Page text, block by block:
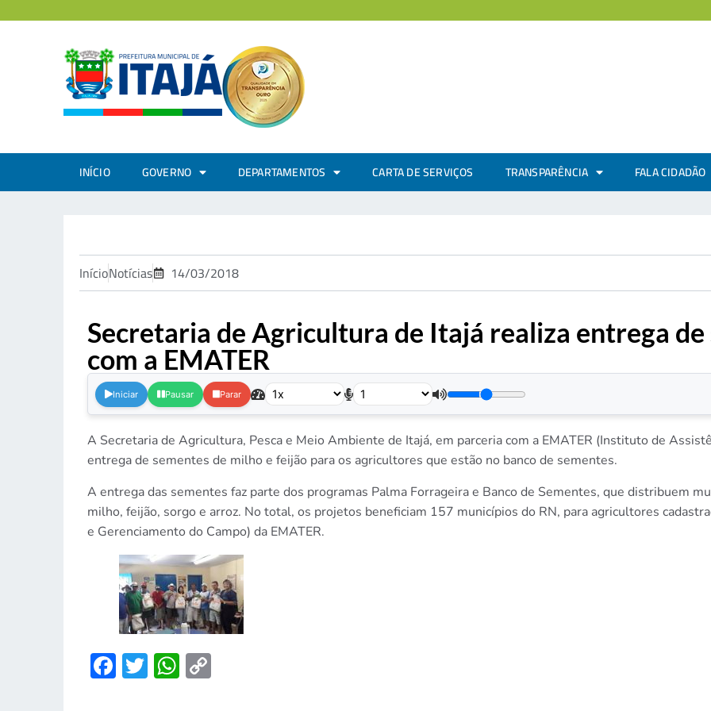
INÍCIO GOVERNO DEPARTAMENTOS CARTA DE SERVIÇOS TRANSPARÊNCIA FALA CIDADÃO
InícioNotícias 14/03/2018
Secretaria de Agricultura de Itajá realiza entrega
com a EMATER
Iniciar Pausar Parar
A Secretaria de Agricultura, Pesca e Meio Ambiente de Itajá, em parceria com a EMATER (Instituto de
entrega de sementes de milho e feijão para os agricultores que estão no banco de sementes.
A entrega das sementes faz parte dos programas Palma Forrageira e Banco de Sementes, que distribuem
milho, feijão, sorgo e arroz. No total, os projetos beneficiam 157 municípios do RN, para agricultores
e Gerenciamento do Campo) da EMATER.
Facebook
TwitterWhatsApp
Copy